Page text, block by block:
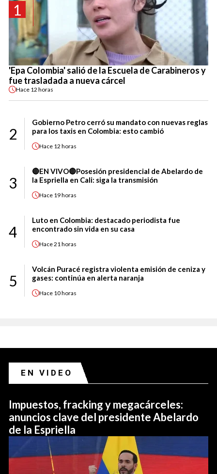
1
'Epa Colombia' salió de la Escuela de Carabineros y
fue trasladada a nueva cárcel
Hace 12 horas
2
Gobierno Petro cerró su mandato con nuevas reglas
para los taxis en Colombia: esto cambió
Hace 12 horas
3
🔴EN VIVO🔴Posesión presidencial de Abelardo de
la Espriella en Cali: siga la transmisión
Hace 19 horas
4
Luto en Colombia: destacado periodista fue
encontrado sin vida en su casa
Hace21 horas
5
Volcán Puracé registra violenta emisión de ceniza y
gases: continúa en alerta naranja
Hace 10 horas
EN VIDEO
Impuestos, fracking y megacárceles:
anuncios clave del presidente Abelardo
de la Espriella